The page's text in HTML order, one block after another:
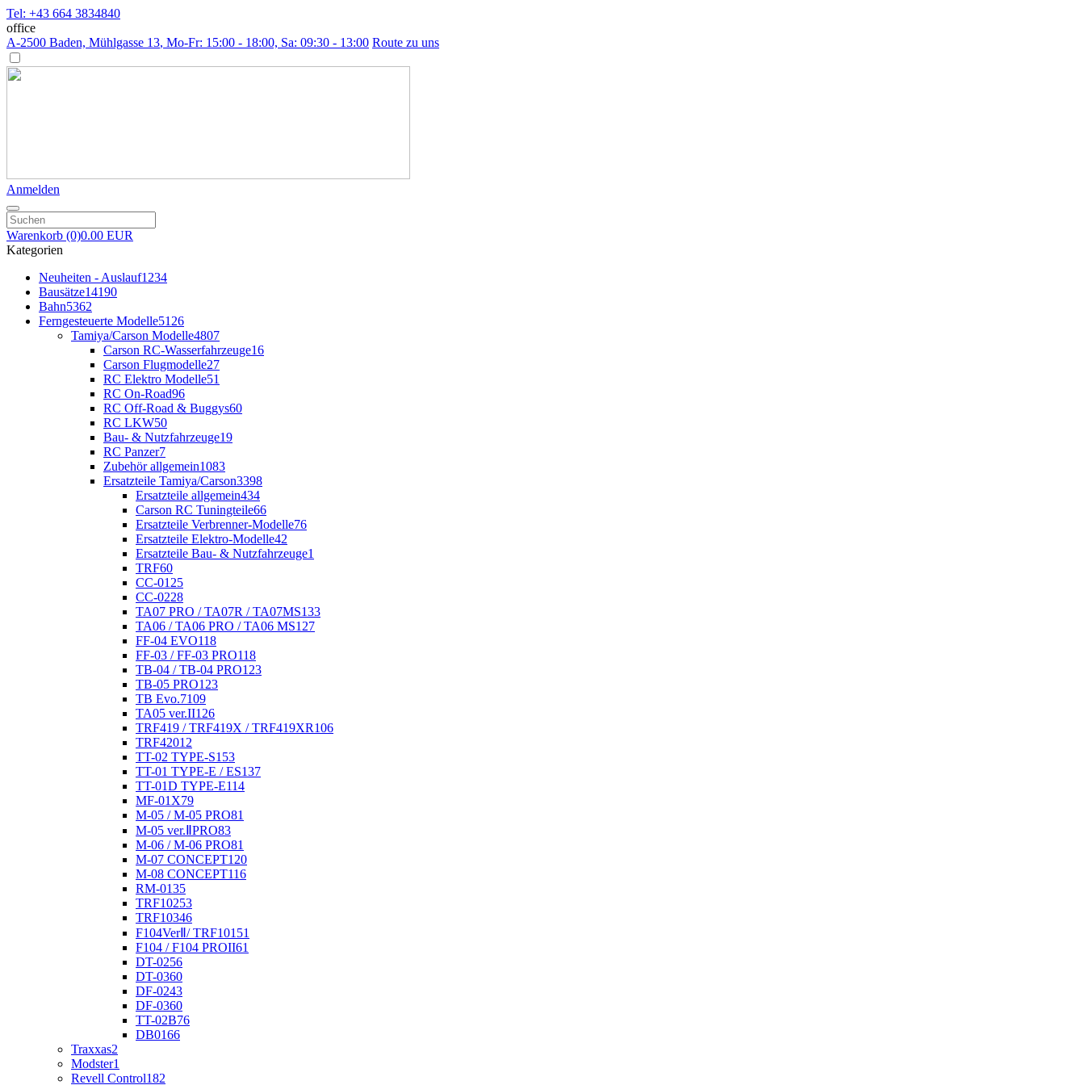
Tel: +43 664 3834840
office
A-2500 Baden, Mühlgasse 13, Mo-Fr: 15:00 - 18:00, Sa: 09:30 - 13:00 Route zu uns
Anmelden
Warenkorb (0)0.00 EUR
Kategorien
Neuheiten - Auslauf1234
Bausätze14190
Bahn5362
Ferngesteuerte Modelle5126
Tamiya/Carson Modelle4807
Carson RC-Wasserfahrzeuge16
Carson Flugmodelle27
RC Elektro Modelle51
RC On-Road96
RC Off-Road & Buggys60
RC LKW50
Bau- & Nutzfahrzeuge19
RC Panzer7
Zubehör allgemein1083
Ersatzteile Tamiya/Carson3398
Ersatzteile allgemein434
Carson RC Tuningteile66
Ersatzteile Verbrenner-Modelle76
Ersatzteile Elektro-Modelle42
Ersatzteile Bau- & Nutzfahrzeuge1
TRF60
CC-01 25
CC-0228
TA07 PRO / TA07R / TA07MS133
TA06 / TA06 PRO / TA06 MS127
FF-04 EVO118
FF-03 / FF-03 PRO118
TB-04 / TB-04 PRO123
TB-05 PRO123
TB Evo.7109
TA05 ver.II126
TRF419 / TRF419X / TRF419XR106
TRF42012
TT-02 TYPE-S153
TT-01 TYPE-E / ES137
TT-01D TYPE-E114
MF-01X79
M-05 / M-05 PRO81
M-05 ver.ⅡPRO83
M-06 / M-06 PRO81
M-07 CONCEPT120
M-08 CONCEPT116
RM-0135
TRF10253
TRF10346
F104VerⅡ/ TRF101 51
F104 / F104 PROII61
DT-0256
DT-0360
DF-0243
DF-0360
TT-02B76
DB0166
Traxxas2
Modster1
Revell Control182